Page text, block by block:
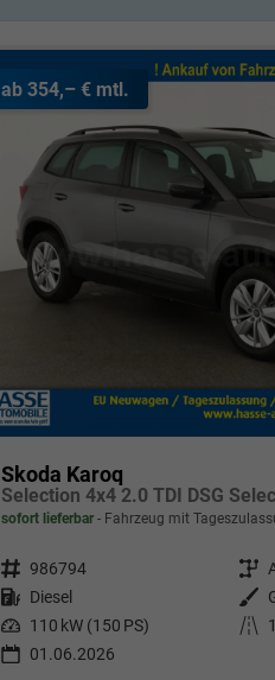
ab 354,– € mtl.
Skoda Karoq
sofort lieferbar Fahrzeug mit
Fahrzeugnr. 986794 Getriebe
Kraftstoff Diesel Außenfarbe
Leistung 110 kW (150 PS) Kilometerstand
01.06.2026